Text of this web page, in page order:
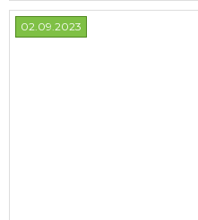
02.09.2023